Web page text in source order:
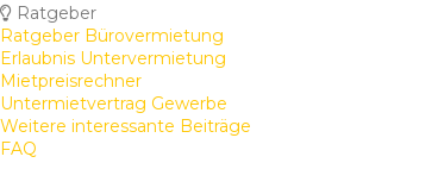
Ratgeber
Ratgeber Bürovermietung
Erlaubnis Untervermietung
Mietpreisrechner
Untermietvertrag Gewerbe
Weitere interessante Beiträge
FAQ